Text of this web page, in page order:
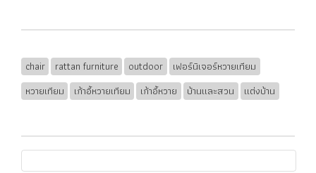
chair rattan furniture outdoor
เฟอร์นิเจอร์หวายเทียม
หวายเทียม
เก้าอี้หวายเทียม เก้าอี้หวาย บ้านและสวน แต่งบ้าน